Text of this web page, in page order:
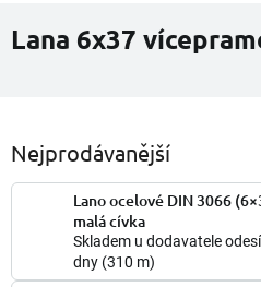
Lana 6x37
Nejprodávanější
Lano ocelové DIN 3066
malá cívka
Skladem u dodavatele
dny (310 m)